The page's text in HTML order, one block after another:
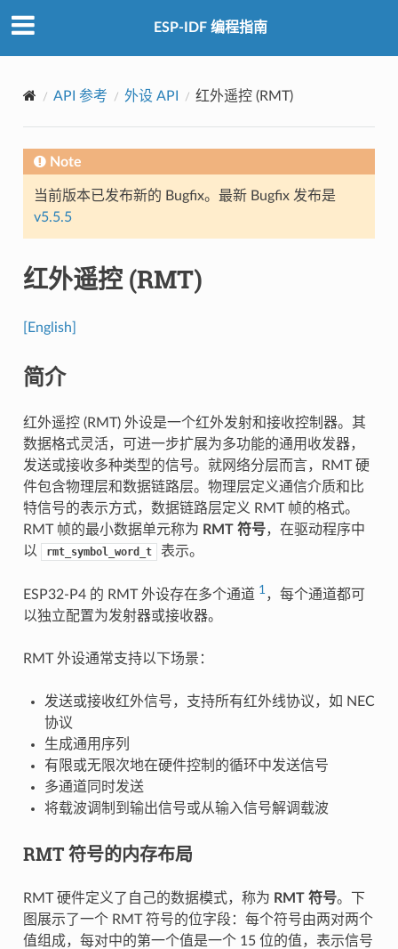
ESP-IDF 编程指南
API 参考 外设 API 红外遥控 (RMT)
Note
当前版本已发布新的 Bugfix。最新 Bugfix 发布是
v5.5.5
红外遥控 (RMT)
[English]
简介
红外遥控 (RMT) 外设是一个红外发射和接收控制器。其
数据格式灵活，可进一步扩展为多功能的通用收发器，
发送或接收多种类型的信号。就网络分层而言，RMT 硬
件包含物理层和数据链路层。物理层定义通信介质和比
特信号的表示方式，数据链路层定义 RMT 帧的格式。
RMT 帧的最小数据单元称为 RMT 符号，在驱动程序中
以
rmt_symbol_word_t 表示。
ESP32-P4 的 RMT 外设存在多个通道 1，每个通道都可
以独立配置为发射器或接收器。
RMT 外设通常支持以下场景：
发送或接收红外信号，支持所有红外线协议，如 NEC
协议
生成通用序列
有限或无限次地在硬件控制的循环中发送信号
多通道同时发送
将载波调制到输出信号或从输入信号解调载波
RMT 符号的内存布局
RMT 硬件定义了自己的数据模式，称为 RMT 符号。下
图展示了一个 RMT 符号的位字段：每个符号由两对两个
值组成，每对中的第一个值是一个 15 位的值，表示信号